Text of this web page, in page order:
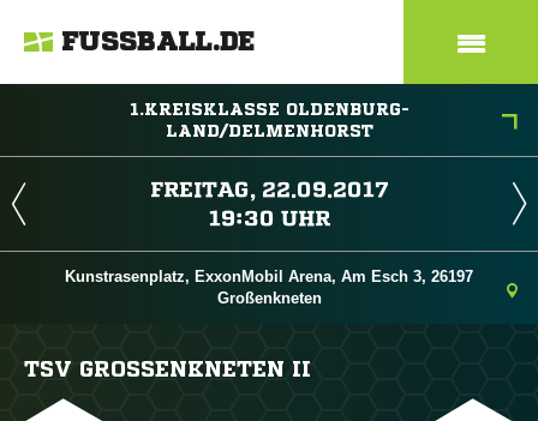
FUSSBALL.DE
1.KREISKLASSE OLDENBURG-
LAND/DELMENHORST
 
 
Kunstrasenplatz, ExxonMobil Arena, Am Esch 3, 26197
Großenkneten
TSV GROSSENKNETEN II